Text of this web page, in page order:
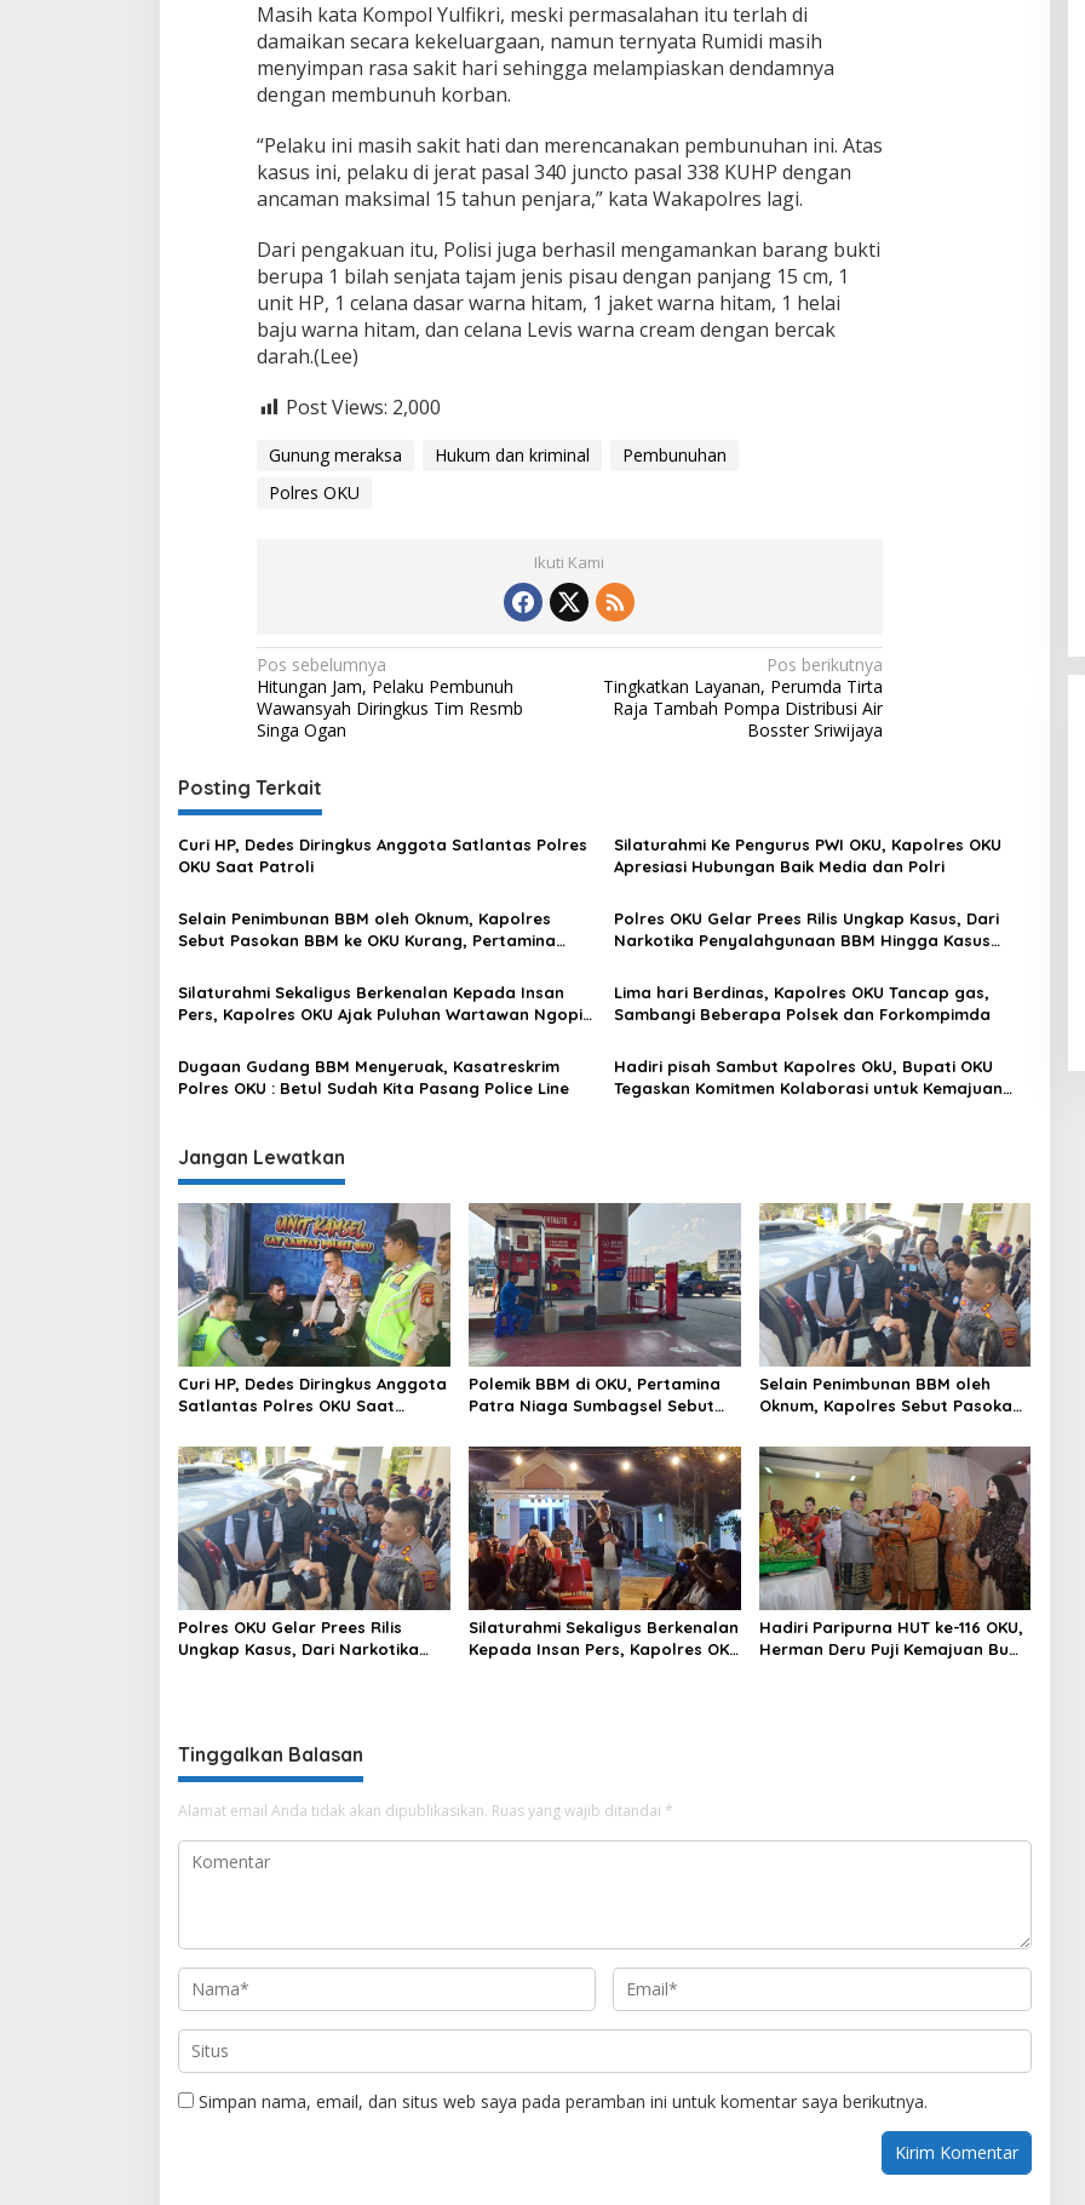
Masih kata Kompol Yulfikri, meski permasalahan itu terlah di
damaikan secara kekeluargaan, namun ternyata Rumidi masih
menyimpan rasa sakit hari sehingga melampiaskan dendamnya
dengan membunuh korban.
“Pelaku ini masih sakit hati dan merencanakan pembunuhan ini. Atas
kasus ini, pelaku di jerat pasal 340 juncto pasal 338 KUHP dengan
ancaman maksimal 15 tahun penjara,” kata Wakapolres lagi.
Dari pengakuan itu, Polisi juga berhasil mengamankan barang bukti
berupa 1 bilah senjata tajam jenis pisau dengan panjang 15 cm, 1
unit HP, 1 celana dasar warna hitam, 1 jaket warna hitam, 1 helai
baju warna hitam, dan celana Levis warna cream dengan bercak
darah.(Lee)
Post Views: 2,000
Gunung meraksa Hukum dan kriminal
Pembunuhan
Polres OKU
Ikuti Kami
Navigasi
pos
Pos sebelumnya
Hitungan Jam, Pelaku Pembunuh
Wawansyah Diringkus Tim Resmb
Singa Ogan
Pos berikutnya
Tingkatkan Layanan, Perumda Tirta
Raja Tambah Pompa Distribusi Air
Bosster Sriwijaya
Posting Terkait
Curi HP, Dedes Diringkus Anggota Satlantas Polres
OKU Saat Patroli
Silaturahmi Ke Pengurus PWI OKU, Kapolres OKU
Apresiasi Hubungan Baik Media dan Polri
Selain Penimbunan BBM oleh Oknum, Kapolres
Sebut Pasokan BBM ke OKU Kurang, Pertamina
Polres OKU Gelar Prees Rilis Ungkap Kasus, Dari
Narkotika Penyalahgunaan BBM Hingga Kasus
Silaturahmi Sekaligus Berkenalan Kepada Insan
Pers, Kapolres OKU Ajak Puluhan Wartawan Ngopi
Lima hari Berdinas, Kapolres OKU Tancap gas,
Sambangi Beberapa Polsek dan Forkompimda
Dugaan Gudang BBM Menyeruak, Kasatreskrim
Polres OKU : Betul Sudah Kita Pasang Police Line
Hadiri pisah Sambut Kapolres OkU, Bupati OKU
Tegaskan Komitmen Kolaborasi untuk Kemajuan
Jangan Lewatkan
Curi HP, Dedes Diringkus Anggota
Satlantas Polres OKU Saat
Polemik BBM di OKU, Pertamina
Patra Niaga Sumbagsel Sebut
BBM Subsidi dan Perkuat
Pengawasan di Kabupaten Ogan
Komering Ulu
Selain Penimbunan BBM oleh
Oknum, Kapolres Sebut Pasokan
Patra Niaga Bungkam
Polres OKU Gelar Prees Rilis
Ungkap Kasus, Dari Narkotika
Silaturahmi Sekaligus Berkenalan
Kepada Insan Pers, Kapolres OKU
Hadiri Paripurna HUT ke-116 OKU,
Herman Deru Puji Kemajuan Bumi
Tinggalkan Balasan
Alamat email Anda tidak akan dipublikasikan. Ruas yang wajib ditandai *
Simpan nama, email, dan situs web saya pada peramban ini untuk komentar saya berikutnya.